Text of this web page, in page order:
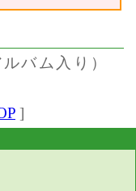
バム入り）
]